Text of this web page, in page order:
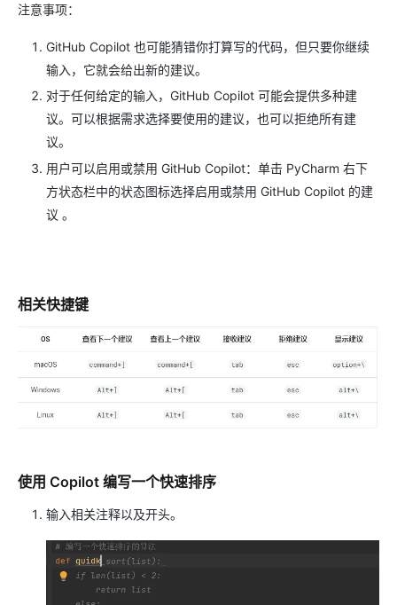
注意事项：
GitHub Copilot 也可能猜错你打算写的代码，但只要你继续
输入，它就会给出新的建议。
对于任何给定的输入，GitHub Copilot 可能会提供多种建
议。可以根据需求选择要使用的建议，也可以拒绝所有建
议。
用户可以启用或禁用 GitHub Copilot：单击 PyCharm 右下
方状态栏中的状态图标选择启用或禁用 GitHub Copilot 的建
议 。
相关快捷键
使用 Copilot 编写一个快速排序
输入相关注释以及开头。